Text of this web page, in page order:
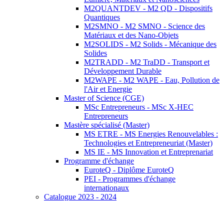
M2QUANTDEV - M2 QD - Dispositifs
Quantiques
M2SMNO - M2 SMNO - Science des
Matériaux et des Nano-Objets
M2SOLIDS - M2 Solids - Mécanique des
Solides
M2TRADD - M2 TraDD - Transport et
Développement Durable
M2WAPE - M2 WAPE - Eau, Pollution de
l'Air et Energie
Master of Science (CGE)
MSc Entrepreneurs - MSc X-HEC
Entrepreneurs
Mastère spécialisé (Master)
MS ETRE - MS Energies Renouvelables :
Technologies et Entrepreneuriat (Master)
MS IE - MS Innovation et Entreprenariat
Programme d'échange
EuroteQ - Diplôme EuroteQ
PEI - Programmes d'échange
internationaux
Catalogue 2023 - 2024